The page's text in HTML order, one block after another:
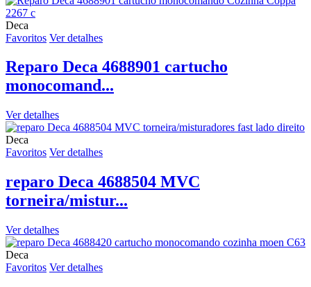
Deca
Favoritos Ver detalhes
Reparo Deca 4688901 cartucho
monocomand...
Ver detalhes
Deca
Favoritos Ver detalhes
reparo Deca 4688504 MVC
torneira/mistur...
Ver detalhes
Deca
Favoritos Ver detalhes